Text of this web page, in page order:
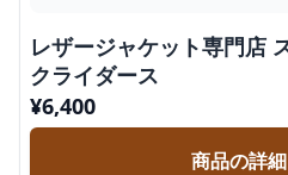
レザージャケット専門店
クライダース
¥6,400
商品の詳